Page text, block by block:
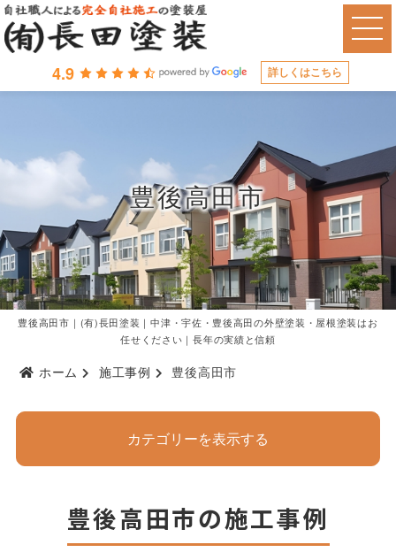
4.9 詳しくはこちら
豊後高田市
豊後高田市｜(有)長田塗装｜中津・宇佐・豊後高田の外壁塗装・屋根塗装はお
任せください｜長年の実績と信頼
ホーム 施工事例 豊後高田市
カテゴリーを表示する
豊後高田市の施工事例